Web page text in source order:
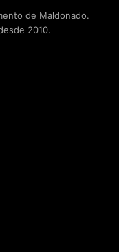
de Maldonado.
2010.